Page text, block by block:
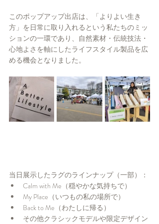
このポップアップ出店は、「よりよい生き
方」を日常に取り入れるという私たちのミッ
ションの一環であり、自然素材・伝統技法・
心地よさを軸にしたライフスタイル製品を広
める機会となりました。
当日展示したラグのラインナップ（一部）：
Calm with Me（穏やかな気持ちで）
My Place（いつもの私の場所で）
Back to Me（わたしに帰る）
その他クラシックモデルや限定デザイン